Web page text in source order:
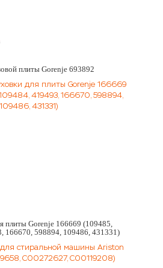
плиты Gorenje 693892
плиты Gorenje 166669 (109485,
166670, 598894, 109486, 431331)